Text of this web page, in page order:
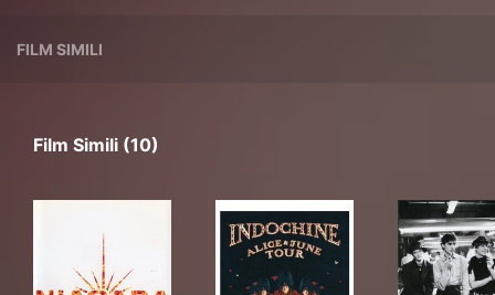
FILM SIMILI
Film Simili (10)